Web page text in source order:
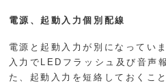
電源、起動入力個別配線
電源と起動入力が別になってい
入力でLEDフラッシュ及び音声
た、起動入力を短絡しておくこ